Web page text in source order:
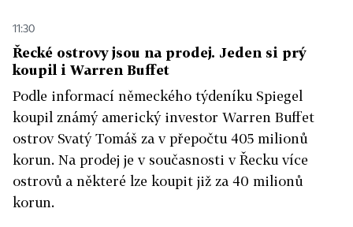
11:30
Řecké ostrovy jsou na prodej. Jeden si prý
koupil i Warren Buffet
Podle informací německého týdeníku Spiegel
koupil známý americký investor Warren Buffet
ostrov Svatý Tomáš za v přepočtu 405 milionů
korun. Na prodej je v současnosti v Řecku více
ostrovů a některé lze koupit již za 40 milionů
korun.